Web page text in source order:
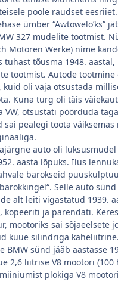
poole raudset
ümber “Awtowelo’ks”
327 mudelite tootmist.
Motoren Werke) nime
tuhast tõusma 1948.
tootmist. Autode tootmine
kuid oli vaja otsustada
Kuna turg oli täis
VW, otsustati pöörduda
sai pealegi toota väiksemas
auto oli luksusmudel
aasta lõpuks. Ilus
barokseid
Selle auto
alt leiti vigastatud 1939.
kopeeriti ja parendati.
mootoriks sai sõjaeelsete
kuue silindriga kaheliitrine.
BMW sünd jääb aastasse
2,6 liitrise V8 mootori (100
plokiga V8